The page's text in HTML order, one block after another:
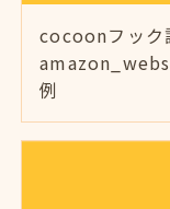
cocoonフック
例